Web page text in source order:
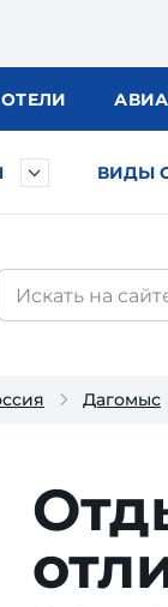
ОТЕЛИ АВИА
ВИДЫ
Дагомыс